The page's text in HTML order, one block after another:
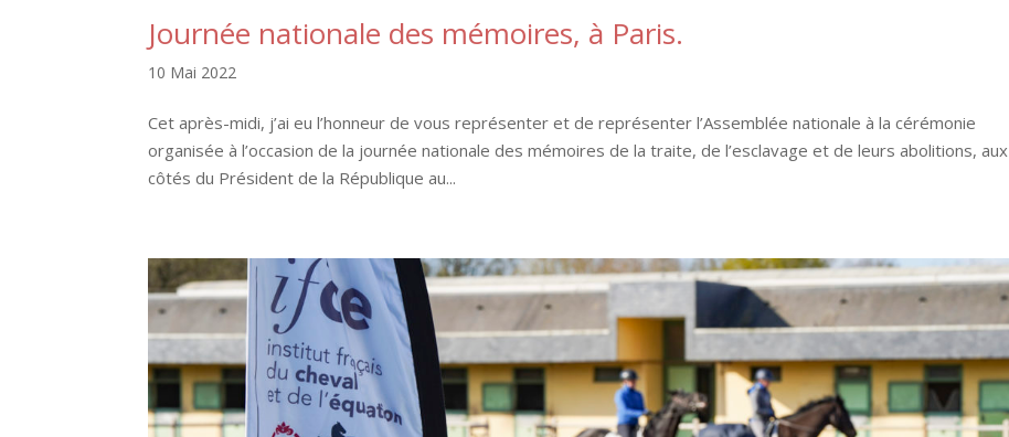
Journée nationale des mémoires, à Paris.
10 Mai 2022
Cet après-midi, j’ai eu l’honneur de vous représenter et de représenter l’Assemblée nationale à la cérémonie
organisée à l’occasion de la journée nationale des mémoires de la traite, de l’esclavage et de leurs abolitions, aux
côtés du Président de la République au...